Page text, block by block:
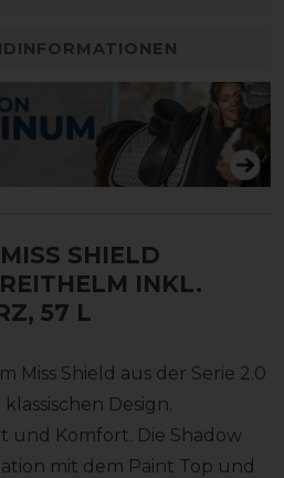
SHIELD
INKL.
57 L
Miss Shield aus der Serie 2.0
Design.
und Komfort. Die Shadow
mit dem Paint Top und